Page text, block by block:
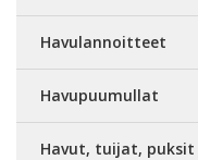
Havulannoitteet
Havupuumullat
Havut, tuijat,